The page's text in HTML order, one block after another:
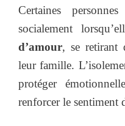
Certaines
socialement
d’amour, se retirant
leur famille.
protéger
renforcer le sentiment